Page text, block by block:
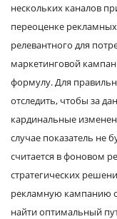
нескольких каналов
переоценке
релевантного для
маркетинговой
формулу. Для
отследить, чтобы за
кардинальные
случае показатель не
считается в фоновом
стратегических
рекламную кампанию
найти оптимальный